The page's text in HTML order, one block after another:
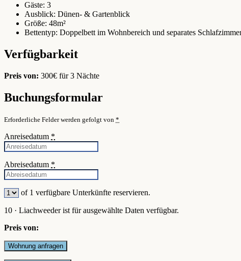
Gäste: 3
Ausblick: Dünen- & Gartenblick
Größe: 48m²
Bettentyp: Doppelbett im Wohnbereich und separates
Verfügbarkeit
Preis von: 300€ für 3 Nächte
Buchungsformular
Erforderliche Felder werden gefolgt von *
Anreisedatum *
Abreisedatum *
of 1 verfügbare Unterkünfte reservieren.
10 · Liachweeder ist für ausgewählte Daten verfügbar.
Preis von: